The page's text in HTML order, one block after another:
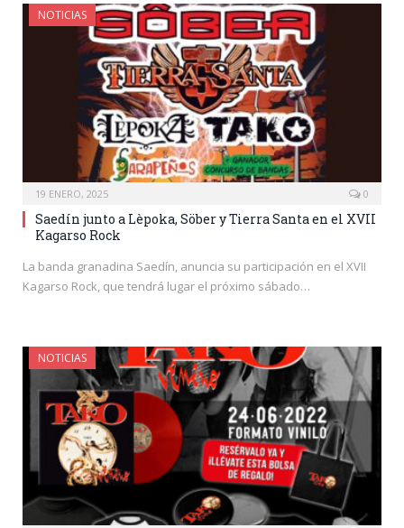
NOTICIAS
19 ENERO, 2025 0
Saedín junto a Lèpoka, Söber y Tierra Santa en el XVII
Kagarso Rock
La banda granadina Saedín, anuncia su participación en el XVII
Kagarso Rock, que tendrá lugar el próximo sábado…
NOTICIAS